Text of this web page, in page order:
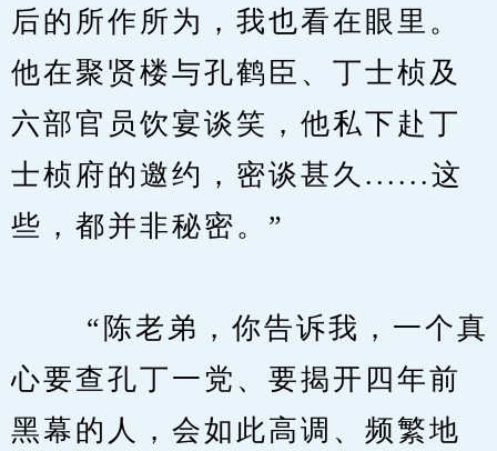
后的所作所为，我也看在眼里。
他在聚贤楼与孔鹤臣、丁士桢及
六部官员饮宴谈笑，他私下赴丁
士桢府的邀约，密谈甚久......这
些，都并非秘密。”
“陈老弟，你告诉我，一个真
心要查孔丁一党、要揭开四年前
黑幕的人，会如此高调、频繁地